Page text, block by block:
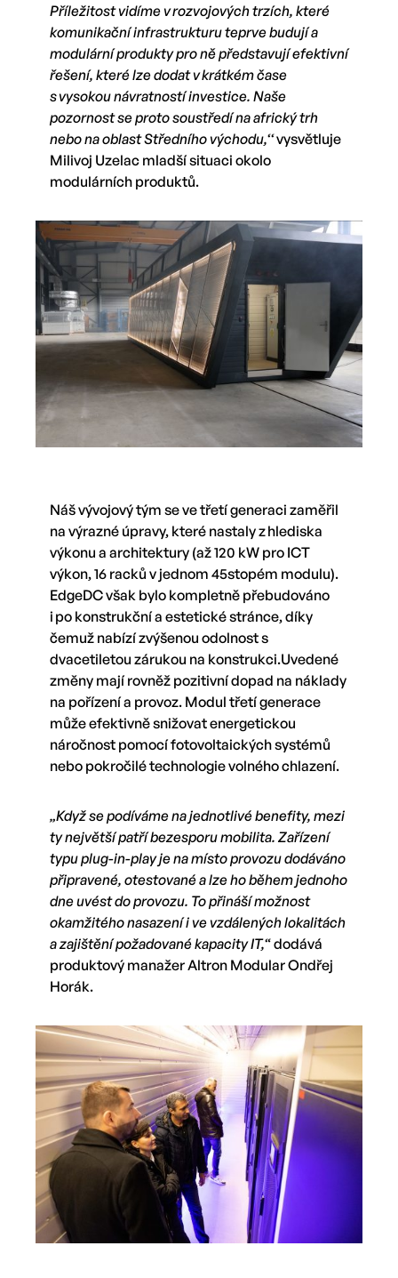
Příležitost vidíme v rozvojových trzích, které
komunikační infrastrukturu teprve budují a
modulární produkty pro ně představují efektivní
řešení, které lze dodat v krátkém čase
s vysokou návratností investice. Naše
pozornost se proto soustředí na africký trh
nebo na oblast Středního východu,‘‘vysvětluje
Milivoj Uzelac mladší situaci okolo
modulárních produktů.
Náš vývojový tým se ve třetí generaci zaměřil
na výrazné úpravy, které nastaly z hlediska
výkonu a architektury (až 120 kW pro ICT
výkon, 16 racků v jednom 45stopém modulu).
EdgeDC však bylo kompletně přebudováno
i po konstrukční a estetické stránce, díky
čemuž nabízí zvýšenou odolnost s
dvacetiletou zárukou na konstrukci.Uvedené
změny mají rovněž pozitivní dopad na náklady
na pořízení a provoz. Modul třetí generace
může efektivně snižovat energetickou
náročnost pomocí fotovoltaických systémů
nebo pokročilé technologie volného chlazení.
„Když se podíváme na jednotlivé benefity, mezi
ty největší patří bezesporu mobilita. Zařízení
typu plug-in-play je na místo provozu dodáváno
připravené, otestované a lze ho během jednoho
dne uvést do provozu. To přináší možnost
okamžitého nasazení i ve vzdálených lokalitách
a zajištění požadované kapacity IT,‘‘ dodává
produktový manažer Altron Modular Ondřej
Horák.